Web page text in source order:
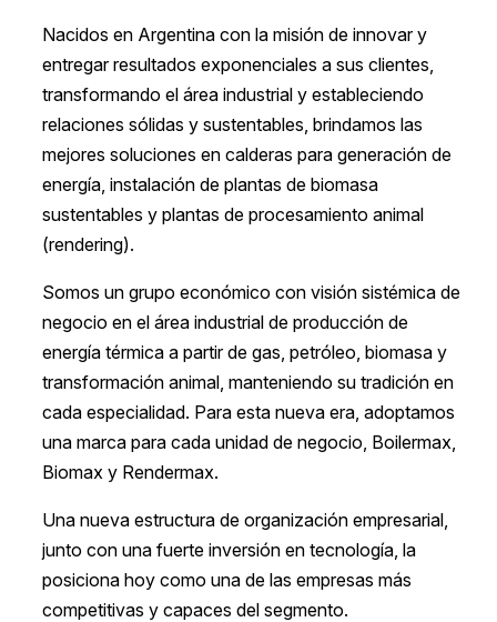
Nacidos en Argentina con la misión de innovar y
entregar resultados exponenciales a sus clientes,
transformando el área industrial y estableciendo
relaciones sólidas y sustentables, brindamos las
mejores soluciones en calderas para generación de
energía, instalación de plantas de biomasa
sustentables y plantas de procesamiento animal
(rendering).
Somos un grupo económico con visión sistémica de
negocio en el área industrial de producción de
energía térmica a partir de gas, petróleo, biomasa y
transformación animal, manteniendo su tradición en
cada especialidad. Para esta nueva era, adoptamos
una marca para cada unidad de negocio, Boilermax,
Biomax y Rendermax.
Una nueva estructura de organización empresarial,
junto con una fuerte inversión en tecnología, la
posiciona hoy como una de las empresas más
competitivas y capaces del segmento.